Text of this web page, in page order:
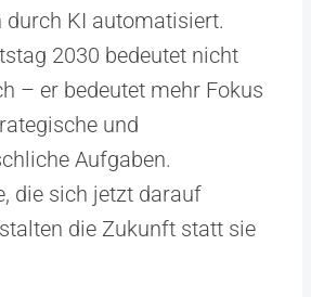
durch KI automatisiert.
2030 bedeutet nicht
– er bedeutet mehr Fokus
und
Aufgaben.
die sich jetzt darauf
die Zukunft statt sie